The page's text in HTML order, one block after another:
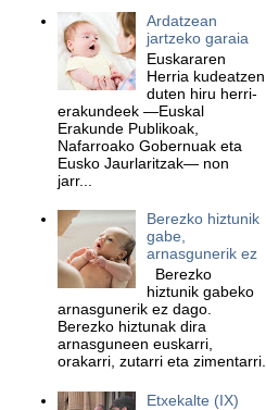
Ardatzean
jartzeko garaia
Euskararen
Herria kudeatzen
duten hiru herri-
erakundeek —Euskal
Erakunde Publikoak,
Nafarroako Gobernuak eta
Eusko Jaurlaritzak— non
jarr...
Berezko hiztunik
gabe,
arnasgunerik ez
Berezko
hiztunik gabeko
arnasgunerik ez dago.
Berezko hiztunak dira
arnasguneen euskarri,
orakarri, zutarri eta zimentarri.
Etxekalte (IX)